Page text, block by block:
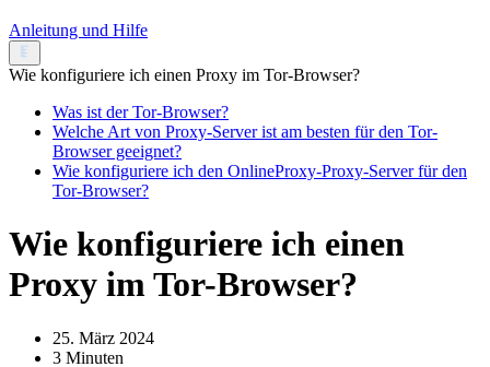
Anleitung und Hilfe
Wie konfiguriere ich einen Proxy im Tor-Browser?
Was ist der Tor-Browser?
Welche Art von Proxy-Server ist am besten für den Tor-
Browser geeignet?
Wie konfiguriere ich den OnlineProxy-Proxy-Server für den
Tor-Browser?
Wie konfiguriere ich einen
Proxy im Tor-Browser?
25. März 2024
3 Minuten